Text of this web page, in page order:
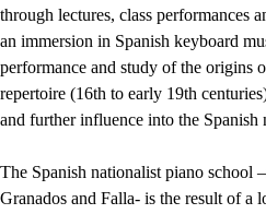
through lectures, class performances
an immersion in Spanish keyboard
performance and study of the origins
repertoire (16th to early 19th
and further influence into the Spanish
The Spanish nationalist piano school
Granados and Falla- is the result of a